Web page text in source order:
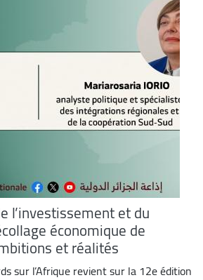
l’investissement et du
économique de
et réalités
sur l’Afrique revient sur la 12e édition